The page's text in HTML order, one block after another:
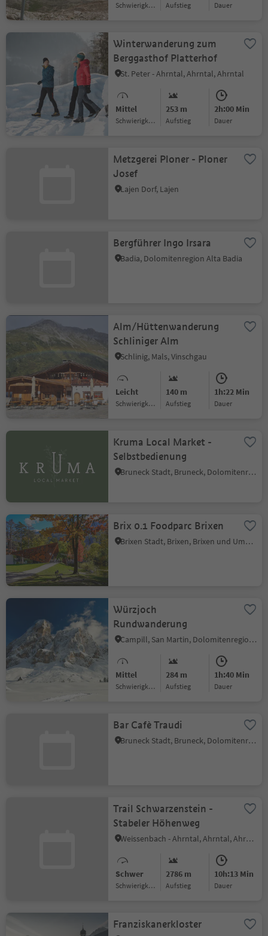
Schwierigkeitsgrad Aufstieg Dauer
Winterwanderung zum
Berggasthof Platterhof
St. Peter - Ahrntal, Ahrntal, Ahrntal
Mittel
Schwierigkeitsgrad
253 m
Aufstieg
2h:00 Min
Dauer
Metzgerei Ploner - Ploner
Josef
Lajen Dorf, Lajen
Bergführer Ingo Irsara
Badia, Dolomitenregion Alta Badia
Alm/Hüttenwanderung
Schliniger Alm
Schlinig, Mals, Vinschgau
Leicht
Schwierigkeitsgrad
140 m
Aufstieg
1h:22 Min
Dauer
Kruma Local Market -
Selbstbedienung
Bruneck Stadt, Bruneck, Dolomitenregion Kronplatz
Brix 0.1 Foodparc Brixen
Brixen Stadt, Brixen, Brixen und Umgebung
Würzjoch
Rundwanderung
Campill, San Martin, Dolomitenregion Kronplatz
Mittel
Schwierigkeitsgrad
284 m
Aufstieg
1h:40 Min
Dauer
Bar Cafè Traudi
Bruneck Stadt, Bruneck, Dolomitenregion Kronplatz
Trail Schwarzenstein -
Stabeler Höhenweg
Weissenbach - Ahrntal, Ahrntal, Ahrntal
Schwer
Schwierigkeitsgrad
2786 m
Aufstieg
10h:13 Min
Dauer
Franziskanerkloster